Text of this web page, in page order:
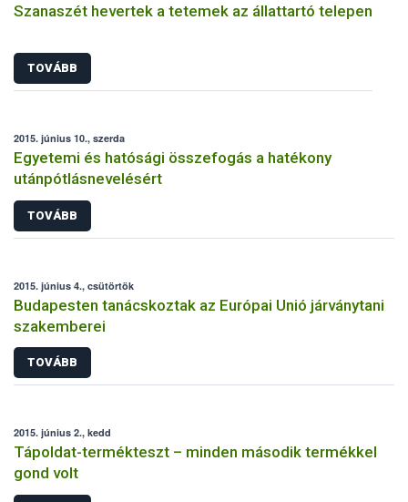
Szanaszét hevertek a tetemek az állattartó telepen
TOVÁBB
2015. június 10., szerda
Egyetemi és hatósági összefogás a hatékony
utánpótlásnevelésért
TOVÁBB
2015. június 4., csütörtök
Budapesten tanácskoztak az Európai Unió járványtani
szakemberei
TOVÁBB
2015. június 2., kedd
Tápoldat-termékteszt – minden második termékkel
gond volt